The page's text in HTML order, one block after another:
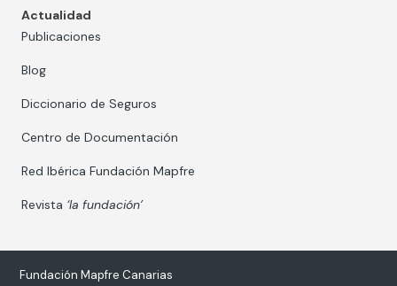
Actualidad
Publicaciones
Blog
Diccionario de Seguros
Centro de Documentación
Red Ibérica Fundación Mapfre
Revista ‘la fundación’
Fundación Mapfre Canarias